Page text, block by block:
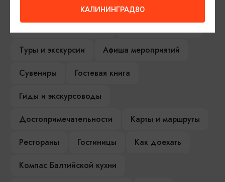
Туры и экскурсии
Афиша мероприятий
Сувениры
Гостевая книга
Гиды и экскурсоводы
Достопримечательности
Карты и маршруты
Рестораны
Гостиницы
Как доехать
Компас Балтийской кухни
КАЛИНИНГРАД80